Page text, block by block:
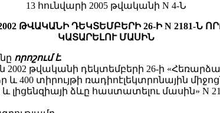
13 հունվարի 2005 թվականի N 4-Ն
ԹՎԱԿԱՆԻ ԴԵԿՏԵՄԲԵՐԻ 26-Ի N 2181-Ն
ԿԱՏԱՐԵԼՈՒ ՄԱՍԻՆ
որոշում է.
թվականի դեկտեմբերի 26-ի
և 400 տիրույթի ռադիոէլեկտրոնային
լիցենզիայի ձևը հաստատելու մասին» N